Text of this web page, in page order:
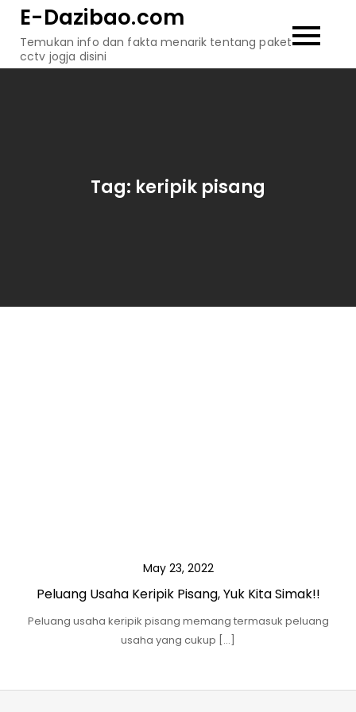
content
E-Dazibao.com
Temukan info dan fakta menarik tentang paket
cctv jogja disini
Tag: keripik pisang
May 23, 2022
Peluang Usaha Keripik Pisang, Yuk Kita Simak!!
Peluang usaha keripik pisang memang termasuk peluang
usaha yang cukup […]